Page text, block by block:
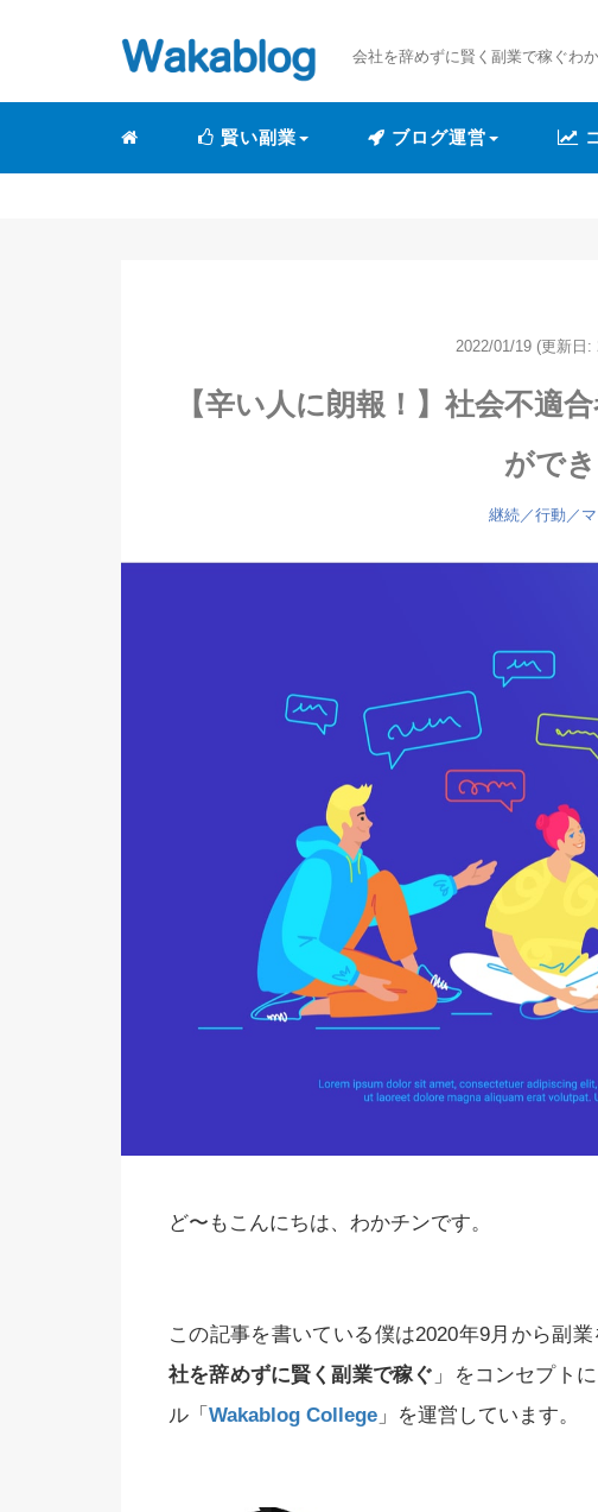
会社を辞めずに賢く副業で稼ぐわ
賢い副業 ブログ運営
2022/01/19 (更新日:
【辛い人に朗報！】社会不適
がで
継続／行動／
ど〜もこんにちは、わかチンです。
この記事を書いている僕は2020年9月から副
社を辞めずに賢く副業で稼ぐ 」をコンセプト
ル「 Wakablog College 」を運営しています。